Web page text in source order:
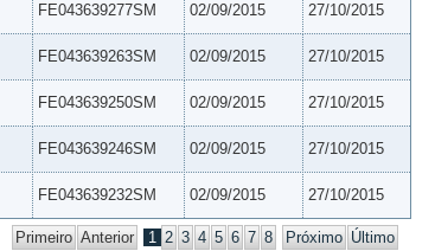
FE043639277SM 02/09/2015 27/10/2015
FE043639263SM 02/09/2015 27/10/2015
FE043639250SM 02/09/2015 27/10/2015
FE043639246SM 02/09/2015 27/10/2015
FE043639232SM 02/09/2015 27/10/2015
Primeiro Anterior 1 2 3 4 5 6 7 8 Próximo Último